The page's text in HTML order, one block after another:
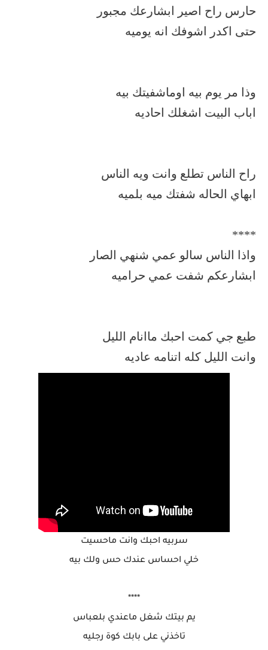
حارس راح اصير ابشارعك مجبور
حتى اكدر اشوفك انه يوميه
وذا مر يوم بيه اوماشفيتك بيه
اباب البيت اشغلك احاديه
راح الناس تطلع وانت ويه الناس
ابهاي الحاله شفتك ميه بلميه
****
واذا الناس سالو عمي شنهي الصار
ابشارعكم شفت عمي حراميه
طبع جي كمت احبك ماانام الليل
وانت الليل كله اتنامه عاديه
سربيه احبك وانت ماحسيت
خلي احساس عندك حس ولك بيه
****
يم بيتك شغل ماعندي بلعباس
تاخذني على بابك كوة رجليه